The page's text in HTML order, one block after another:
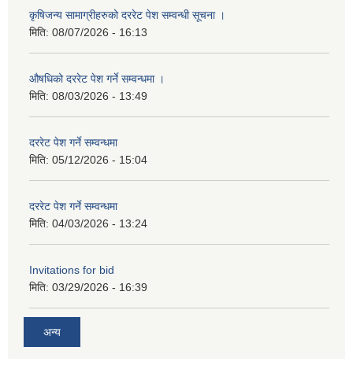
कृषिजन्य सामाग्रीहरुको दररेट पेश सम्वन्धी सूचना ।
मिति: 08/07/2026 - 16:13
औषधिको दररेट पेश गर्ने सम्वन्धमा ।
मिति: 08/03/2026 - 13:49
दररेट पेश गर्ने सम्वन्धमा
मिति: 05/12/2026 - 15:04
दररेट पेश गर्ने सम्वन्धमा
मिति: 04/03/2026 - 13:24
Invitations for bid
मिति: 03/29/2026 - 16:39
अन्य